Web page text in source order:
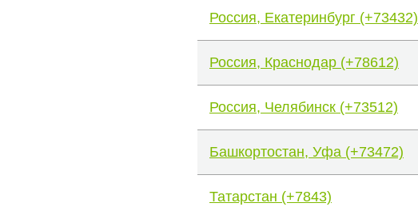
Россия, Екатеринбург (+73432)
Россия, Краснодар (+78612)
Россия, Челябинск (+73512)
Башкортостан, Уфа (+73472)
Татарстан (+7843)